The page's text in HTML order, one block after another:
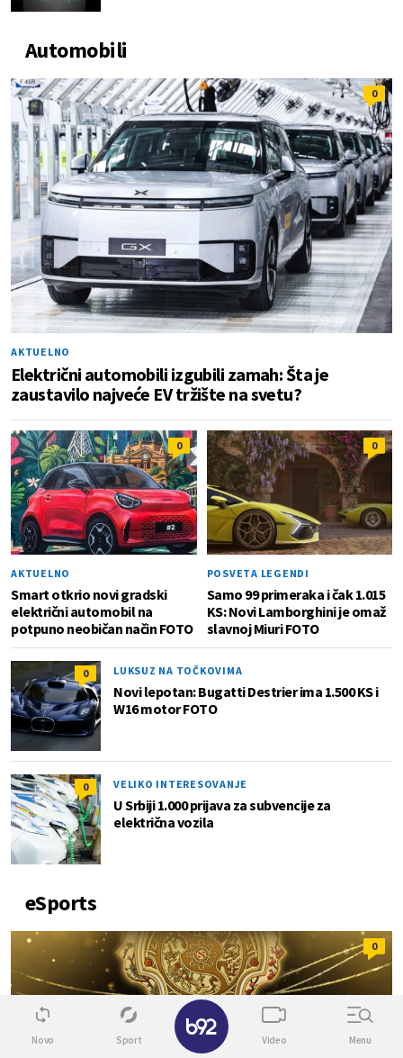
Automobili
0
AKTUELNO
Električni automobili izgubili zamah: Šta je
zaustavilo najveće EV tržište na svetu?
0
AKTUELNO
Smart otkrio novi gradski
električni automobil na
potpuno neobičan način FOTO
0
POSVETA LEGENDI
Samo 99 primeraka i čak 1.015
KS: Novi Lamborghini je omaž
slavnoj Miuri FOTO
0 LUKSUZ NA TOČKOVIMA
Novi lepotan: Bugatti Destrier ima 1.500 KS i
W16 motor FOTO
0 VELIKO INTERESOVANJE
U Srbiji 1.000 prijava za subvencije za
električna vozila
eSports
0
Novo Sport Video Menu